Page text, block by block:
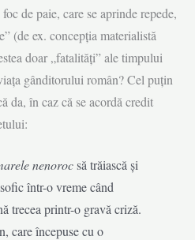
de paie, care se aprinde repede,
(de ex. concepția materialistă
doar „fatalități” ale timpului
gânditorului român? Cel puțin
da, în caz că se acordă credit
nenorocsă trăiască și
într-o vreme când
trecea printr-o gravă criză.
care începuse cu o